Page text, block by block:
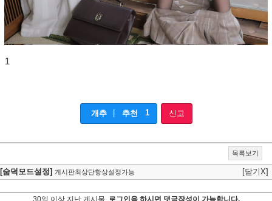
1
개추 추천 1 신고
목록보기
[숨덕모드설정] 게시판최상단항상설정가능 [닫기X]
30일 이상 지난 게시물, 로그인을 하시면 댓글작성이 가능합니다.